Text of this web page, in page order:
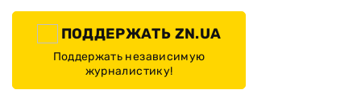
ПОДДЕРЖАТЬ ZN.UA
Поддержать независимую
журналистику!